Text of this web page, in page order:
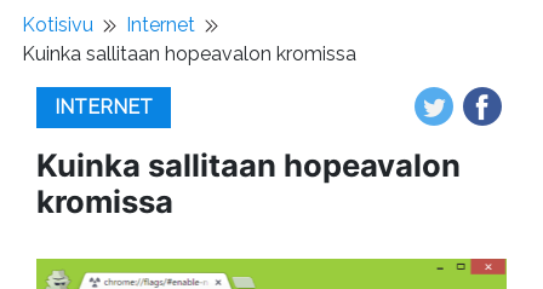
Kotisivu
Internet
Kuinka sallitaan hopeavalon kromissa
INTERNET
Kuinka sallitaan hopeavalon
kromissa